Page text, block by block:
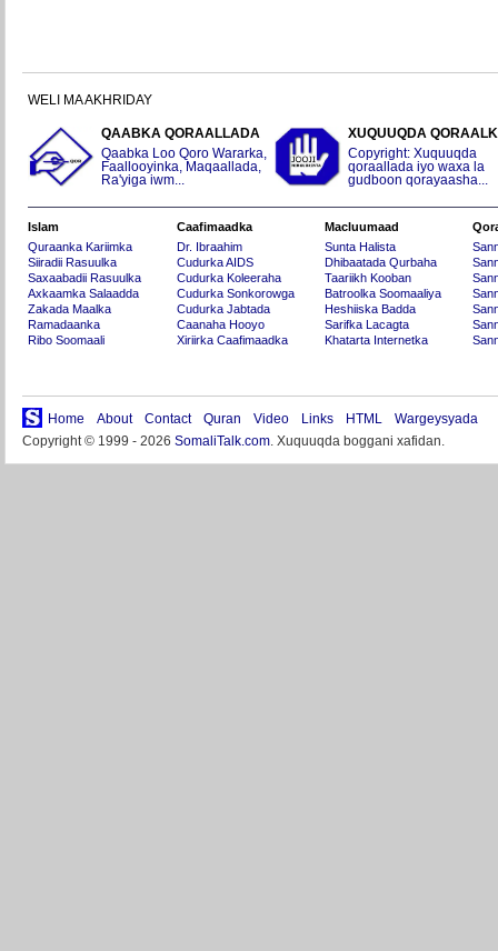
WELI MA AKHRIDAY
QAABKA QORAALLADA
Qaabka Loo Qoro Wararka,
Faallooyinka, Maqaallada,
Ra'yiga iwm...
XUQUUQDA
Copyright: Xuquuqda
qoraallada iyo waxa la
gudboon qorayaasha...
Islam
Quraanka Kariimka
Siiradii Rasuulka
Saxaabadii Rasuulka
Axkaamka Salaadda
Zakada Maalka
Ramadaanka
Ribo Soomaali
Caafimaadka
Dr. Ibraahim
Cudurka AIDS
Cudurka Koleeraha
Cudurka Sonkorowga
Cudurka Jabtada
Caanaha Hooyo
Xiriirka Caafimaadka
Macluumaad
Sunta Halista
Dhibaatada Qurbaha
Taariikh Kooban
Batroolka Soomaaliya
Heshiiska Badda
Sarifka Lacagta
Khatarta Internetka
Home About Contact Quran Video Links HTML
Wargeysyada
Copyright © 1999 - 2026 SomaliTalk.com. Xuquuqda boggani xafidan.